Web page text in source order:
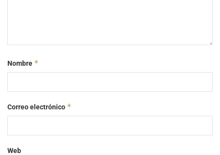
Nombre *
Correo electrónico *
Web